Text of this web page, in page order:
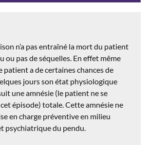
n’a pas entraîné la mort du patient
ou pas de séquelles. En effet même
patient a de certaines chances de
jours son état physiologique
une amnésie (le patient ne se
épisode) totale. Cette amnésie ne
en charge préventive en milieu
psychiatrique du pendu.